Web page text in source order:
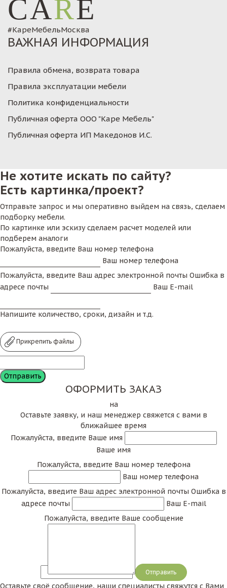
CARE
#КареМебельМосква
ВАЖНАЯ ИНФОРМАЦИЯ
Правила обмена, возврата товара
Правила эксплуатации мебели
Политика конфиденциальности
Публичная оферта ООО "Каре Мебель"
Публичная оферта ИП Македонов И.С.
Не хотите искать по сайту?
Есть картинка/проект?
Отправьте запрос и мы оперативно выйдем на связь, сделаем
подборку мебели.
По картинке или эскизу сделаем расчет моделей или
подберем аналоги
Пожалуйста, введите Ваш номер телефона
Ваш номер телефона
Пожалуйста, введите Ваш адрес электронной почты Ошибка в
адресе почты
Ваш E-mail
Напишите количество, сроки, дизайн и т.д.
Прикрепить файлы
ОФОРМИТЬ ЗАКАЗ
на
Оставьте заявку, и наш менеджер свяжется с вами в
ближайшее время
Пожалуйста, введите Ваше имя
Ваше имя
Пожалуйста, введите Ваш номер телефона
Ваш номер телефона
Пожалуйста, введите Ваш адрес электронной почты Ошибка в
адресе почты
Ваш E-mail
Пожалуйста, введите Ваше сообщение
Сообщение
Оставьте своё сообщение, наши специалисты свяжутся с Вами